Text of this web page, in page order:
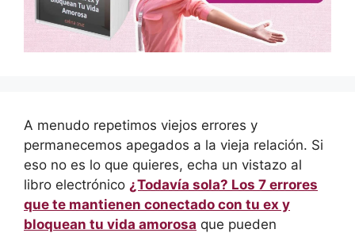
A menudo repetimos viejos errores y
permanecemos apegados a la vieja relación. Si
eso no es lo que quieres, echa un vistazo al
libro electrónico ¿Todavía sola? Los 7 errores
que te mantienen conectado con tu ex y
bloquean tu vida amorosa que pueden